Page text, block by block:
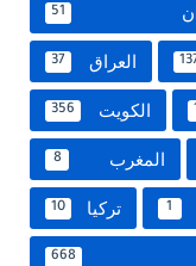
51
العراق 37
الكويت 356
المغرب 8
1 تركيا 10
668